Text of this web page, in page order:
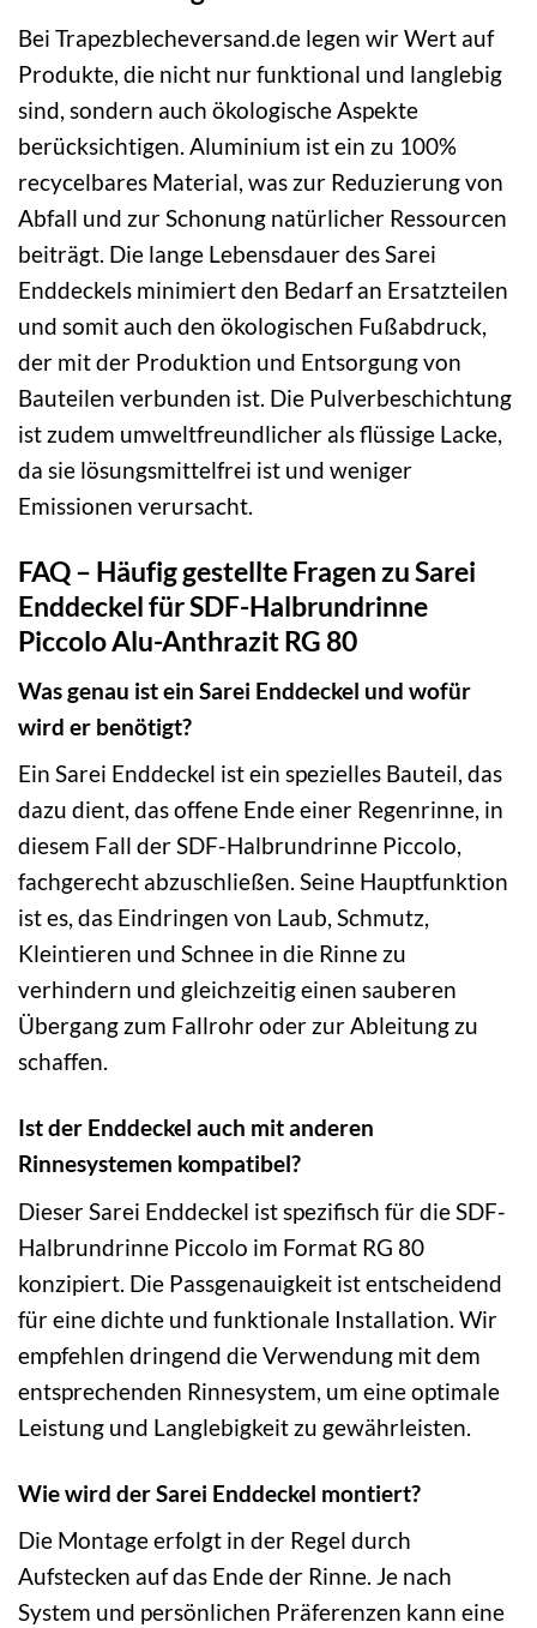
Bei Trapezblecheversand.de legen wir Wert auf
Produkte, die nicht nur funktional und langlebig
sind, sondern auch ökologische Aspekte
berücksichtigen. Aluminium ist ein zu 100%
recycelbares Material, was zur Reduzierung von
Abfall und zur Schonung natürlicher Ressourcen
beiträgt. Die lange Lebensdauer des Sarei
Enddeckels minimiert den Bedarf an Ersatzteilen
und somit auch den ökologischen Fußabdruck,
der mit der Produktion und Entsorgung von
Bauteilen verbunden ist. Die Pulverbeschichtung
ist zudem umweltfreundlicher als flüssige Lacke,
da sie lösungsmittelfrei ist und weniger
Emissionen verursacht.
FAQ – Häufig gestellte Fragen zu Sarei
Enddeckel für SDF-Halbrundrinne
Piccolo Alu-Anthrazit RG 80
Was genau ist ein Sarei Enddeckel und wofür
wird er benötigt?
Ein Sarei Enddeckel ist ein spezielles Bauteil, das
dazu dient, das offene Ende einer Regenrinne, in
diesem Fall der SDF-Halbrundrinne Piccolo,
fachgerecht abzuschließen. Seine Hauptfunktion
ist es, das Eindringen von Laub, Schmutz,
Kleintieren und Schnee in die Rinne zu
verhindern und gleichzeitig einen sauberen
Übergang zum Fallrohr oder zur Ableitung zu
schaffen.
Ist der Enddeckel auch mit anderen
Rinnesystemen kompatibel?
Dieser Sarei Enddeckel ist spezifisch für die SDF-
Halbrundrinne Piccolo im Format RG 80
konzipiert. Die Passgenauigkeit ist entscheidend
für eine dichte und funktionale Installation. Wir
empfehlen dringend die Verwendung mit dem
entsprechenden Rinnesystem, um eine optimale
Leistung und Langlebigkeit zu gewährleisten.
Wie wird der Sarei Enddeckel montiert?
Die Montage erfolgt in der Regel durch
Aufstecken auf das Ende der Rinne. Je nach
System und persönlichen Präferenzen kann eine